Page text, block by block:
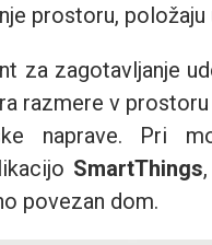
prostoru, položaju
za zagotavljanje
razmere v
naprave. Pri
SmartThings
povezan dom.